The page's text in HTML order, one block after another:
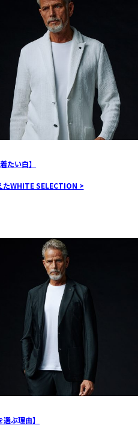
たい白】
たWHITE SELECTION >
選ぶ理由】